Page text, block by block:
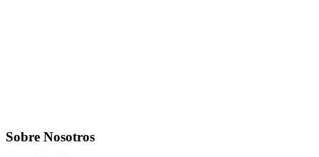
Sobre Nosotros